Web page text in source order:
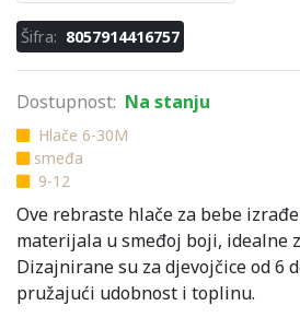
Šifra: 8057914416757
Dostupnost: Na stanju
Hlače 6-30M
smeđa
9-12
Ove rebraste hlače za bebe
materijala u smeđoj boji, idealne
Dizajnirane su za djevojčice od 6
pružajući udobnost i toplinu.